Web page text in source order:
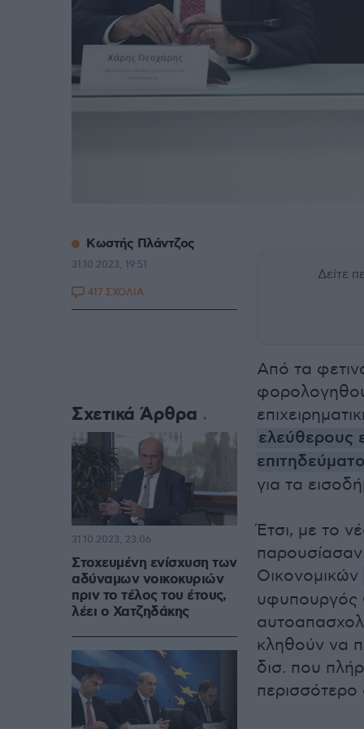
Δείτε
Από τα
ελεύθερους
για τα
Έτσι, με το
Οικονομικών
υφυπουργός
κληθούν να
δισ. που
Κωστής Πλάντζος
31.10.2023, 19:51
417 ΣΧΟΛΙΑ
Σχετικά Άρθρα
Στοχευμένη ενίσχυση των
αδύναμων νοικοκυριών
πριν το τέλος του έτους,
λέει ο Χατζηδάκης
31.10.2023, 23:06